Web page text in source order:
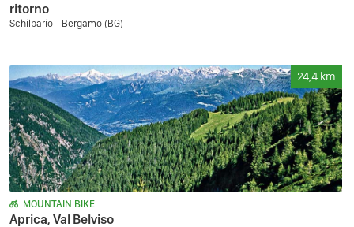
ritorno
Schilpario - Bergamo (BG)
24,4 km
MOUNTAIN BIKE
Aprica, Val Belviso